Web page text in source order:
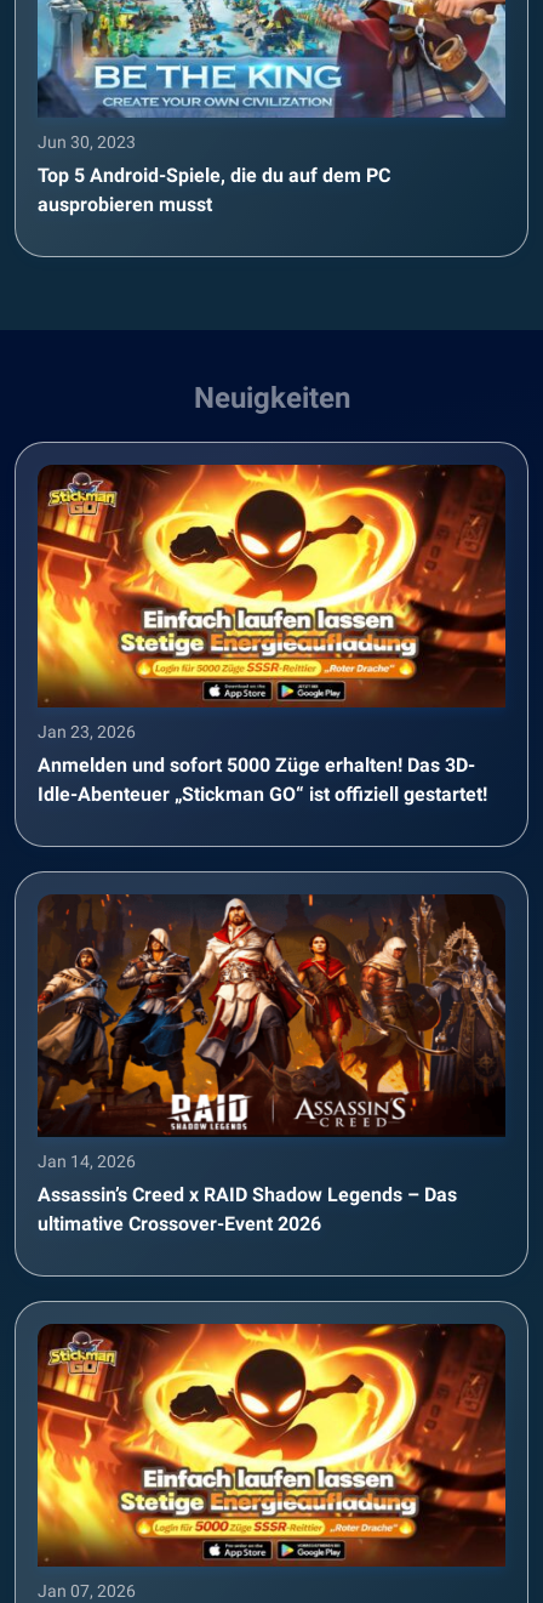
Jun 30, 2023
Top 5 Android-Spiele, die du auf dem PC
ausprobieren musst
Neuigkeiten
Jan 23, 2026
Anmelden und sofort 5000 Züge erhalten! Das 3D-
Idle-Abenteuer „Stickman GO“ ist offiziell gestartet!
Jan 14, 2026
Assassin’s Creed x RAID Shadow Legends – Das
ultimative Crossover-Event 2026
Jan 07, 2026